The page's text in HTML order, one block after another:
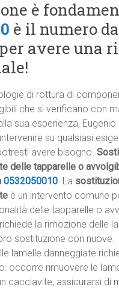
è
è il numero da
avere una
di rottura di
che si verificano con
sua esperienza,
su qualsiasi
avere bisogno.
delle tapparelle o
0532050010 La
è un intervento comune
delle tapparelle o
la rimozione delle
sostituzione con nuove.
lamelle danneggiate
occorre rimuovere le
cacciavite, assicurarsi di